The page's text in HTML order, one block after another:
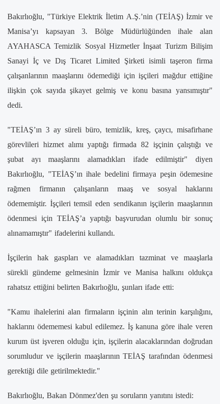
Bakırlıoğlu, "Türkiye Elektrik İletim A.Ş.’nin (TEİAŞ) İzmir ve
Manisa’yı kapsayan 3. Bölge Müdürlüğünden ihale alan
AYAHASCA Temizlik Sosyal Hizmetler İnşaat Turizm Bilişim
Sanayi İç ve Dış Ticaret Limited Şirketi isimli taşeron firma
çalışanlarının maaşlarını ödemediği için işçileri mağdur ettiğine
ilişkin çok sayıda şikayet gelmiş ve konu basına yansımıştır"
dedi.
"TEİAŞ’ın 3 ay süreli büro, temizlik, kreş, çaycı, misafirhane
görevlileri hizmet alımı yaptığı firmada 82 işçinin çalıştığı ve
şubat ayı maaşlarını alamadıkları ifade edilmiştir" diyen
Bakırlıoğlu, "TEİAŞ’ın ihale bedelini firmaya peşin ödemesine
rağmen firmanın çalışanların maaş ve sosyal haklarını
ödememiştir. İşçileri temsil eden sendikanın işçilerin maaşlarının
ödenmesi için TEİAŞ’a yaptığı başvurudan olumlu bir sonuç
alınamamıştır" ifadelerini kullandı.
İşçilerin hak gaspları ve alamadıkları tazminat ve maaşlarla
sürekli gündeme gelmesinin İzmir ve Manisa halkını oldukça
rahatsız ettiğini belirten Bakırlıoğlu, şunları ifade etti:
"Kamu ihalelerini alan firmaların işçinin alın terinin karşılığını,
haklarını ödememesi kabul edilemez. İş kanuna göre ihale veren
kurum üst işveren olduğu için, işçilerin alacaklarından doğrudan
sorumludur ve işçilerin maaşlarının TEİAŞ tarafından ödenmesi
gerektiği dile getirilmektedir."
Bakırlıoğlu, Bakan Dönmez'den şu soruların yanıtını istedi: